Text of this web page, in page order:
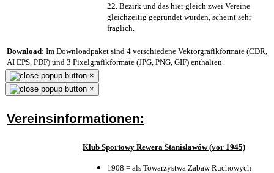
22. Bezirk und das hier gleich zwei Vereine
gleichzeitig gegründet wurden, scheint sehr
fraglich.
Download: Im Downloadpaket sind 4 verschiedene Vektorgrafikformate (CDR,
AI EPS, PDF) und 3 Pixelgrafikformate (JPG, PNG, GIF) enthalten.
×
×
Vereinsinformationen:
Klub Sportowy Rewera Stanisławów (vor 1945)
1908 = als Towarzystwa Zabaw Ruchowych